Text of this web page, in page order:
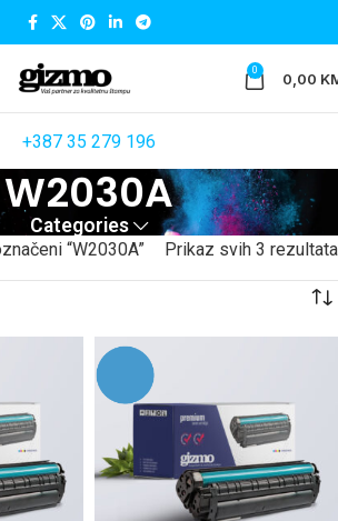
0 0,00
+387 35 279 196
W2030A
Categories
“W2030A” Prikaz svih 3 rezultata